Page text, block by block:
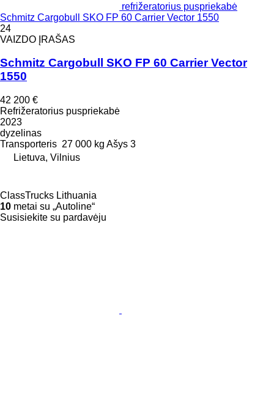
refrižeratorius puspriekabė
Schmitz Cargobull SKO FP 60 Carrier Vector 1550
24
VAIZDO ĮRAŠAS
Schmitz Cargobull SKO FP 60 Carrier Vector
1550
42 200 €
Refrižeratorius puspriekabė
2023
dyzelinas
Transporteris 27 000 kg Ašys 3
Lietuva, Vilnius
ClassTrucks Lithuania
10 metai su „Autoline“
Susisiekite su pardavėju